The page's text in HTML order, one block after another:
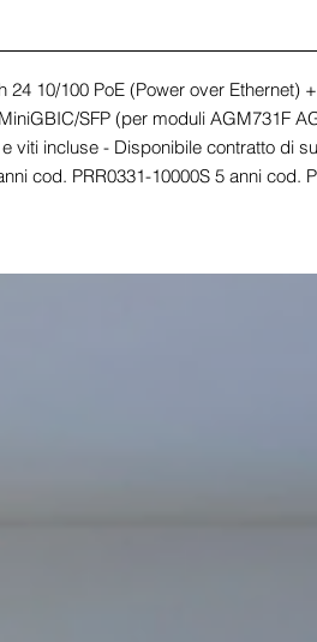
24 10/100 PoE (Power over Ethernet)
SFP (per moduli AGM731F
viti incluse - Disponibile contratto di
cod. PRR0331-10000S 5 anni cod.